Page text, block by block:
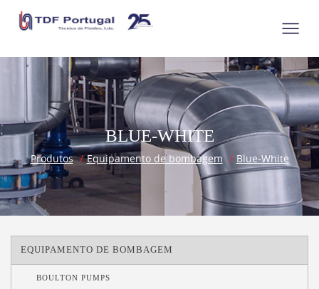
BLUE-WHITE
Produtos Equipamento de bombagem Blue-White
EQUIPAMENTO DE BOMBAGEM
BOULTON PUMPS